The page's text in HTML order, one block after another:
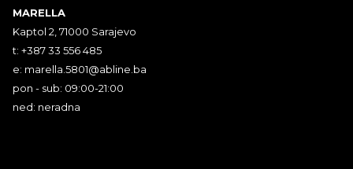
MARELLA
Kaptol 2, 71000 Sarajevo
t: +387 33 556 485
e: marella.5801@abline.ba
pon - sub: 09:00-21:00
ned: neradna